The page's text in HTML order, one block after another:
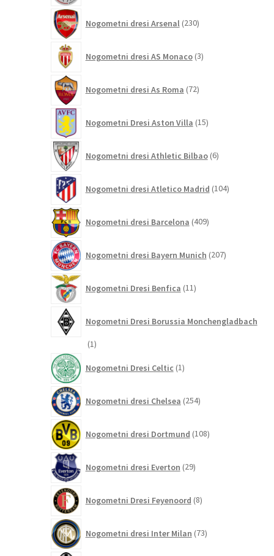
Nogometni dresi Arsenal 230izdelkov
Nogometni dresi AS Monaco 3izdelki
Nogometni dresi As Roma 72izdelkov
Nogometni Dresi Aston Villa 15izdelkov
Nogometni dresi Athletic Bilbao 6izdelkov
Nogometni dresi Atletico Madrid 104izdelki
Nogometni dresi Barcelona 409izdelkov
Nogometni dresi Bayern Munich 207izdelkov
Nogometni Dresi Benfica 11izdelkov
Nogometni Dresi Borussia Monchengladbach
11
Nogometni Dresi Celtic 1izdelek
Nogometni dresi Chelsea 254izdelkov
Nogometni dresi Dortmund 108izdelkov
Nogometni dresi Everton 29izdelkov
Nogometni Dresi Feyenoord 8izdelkov
Nogometni dresi Inter Milan 73izdelkov